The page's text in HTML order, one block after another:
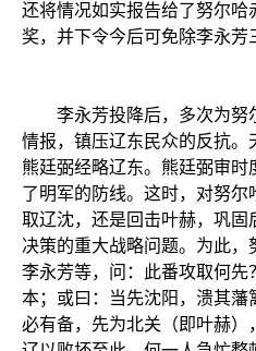
还将情况如实报告给了努尔哈
奖，并下令今后可免除李永芳
李永芳投降后，多次为努
情报，镇压辽东民众的反抗。
熊廷弼经略辽东。熊廷弼审
了明军的防线。这时，对努
取辽沈，还是回击叶赫，巩固
决策的重大战略问题。为此
李永芳等，问：此番攻取何先
本；或曰：当先沈阳，溃其藩
必有备，先为北关（即叶赫）